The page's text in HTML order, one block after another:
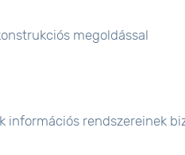
megoldással
rendszereinek